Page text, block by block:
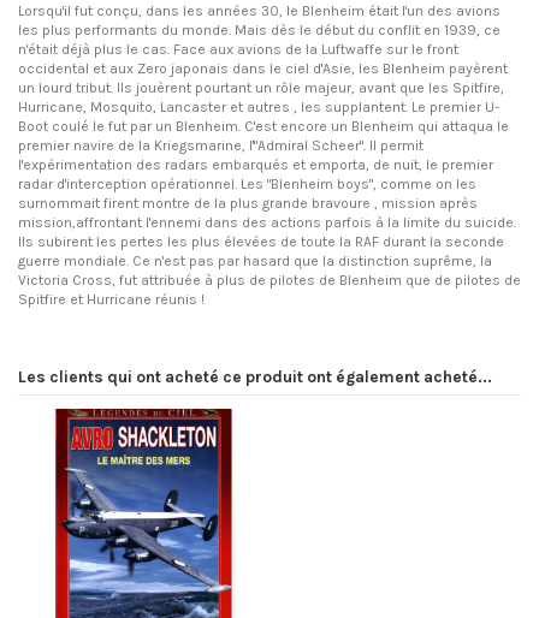
Lorsqu'il fut conçu, dans les années 30, le Blenheim était l'un des avions
les plus performants du monde. Mais dès le début du conflit en 1939, ce
n'était déjà plus le cas. Face aux avions de la Luftwaffe sur le front
occidental et aux Zero japonais dans le ciel d'Asie, les Blenheim payèrent
un lourd tribut. Ils jouèrent pourtant un rôle majeur, avant que les Spitfire,
Hurricane, Mosquito, Lancaster et autres , les supplantent. Le premier U-
Boot coulé le fut par un Blenheim. C'est encore un Blenheim qui attaqua le
premier navire de la Kriegsmarine, l'"Admiral Scheer". Il permit
l'expérimentation des radars embarqués et emporta, de nuit, le premier
radar d'interception opérationnel. Les "Blenheim boys", comme on les
surnommait firent montre de la plus grande bravoure , mission après
mission,affrontant l'ennemi dans des actions parfois à la limite du suicide.
Ils subirent les pertes les plus élevées de toute la RAF durant la seconde
guerre mondiale. Ce n'est pas par hasard que la distinction suprême, la
Victoria Cross, fut attribuée à plus de pilotes de Blenheim que de pilotes de
Spitfire et Hurricane réunis !
Les clients qui ont acheté ce produit ont également acheté...